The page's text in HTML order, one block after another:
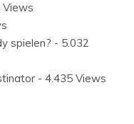
Views
spielen? - 5.032
- 4.435 Views